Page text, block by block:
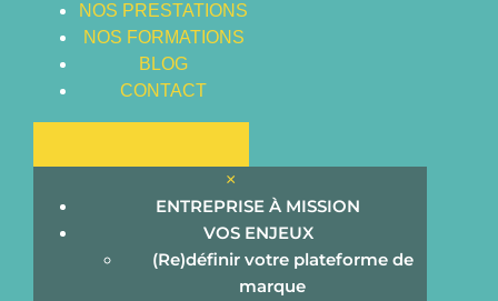
NOS PRESTATIONS
NOS FORMATIONS
BLOG
CONTACT
×
ENTREPRISE À MISSION
VOS ENJEUX
(Re)définir votre plateforme de
marque